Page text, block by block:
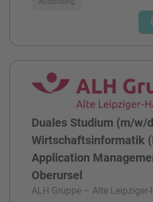
Duales Studium (m/w/
Wirtschaftsinformatik
Application
Oberursel
ALH Gruppe – Alte Leipziger-